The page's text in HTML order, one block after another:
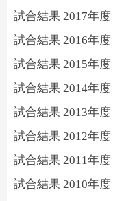
試合結果 2017年度
試合結果 2016年度
試合結果 2015年度
試合結果 2014年度
試合結果 2013年度
試合結果 2012年度
試合結果 2011年度
試合結果 2010年度